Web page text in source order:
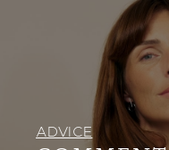
ADVICE